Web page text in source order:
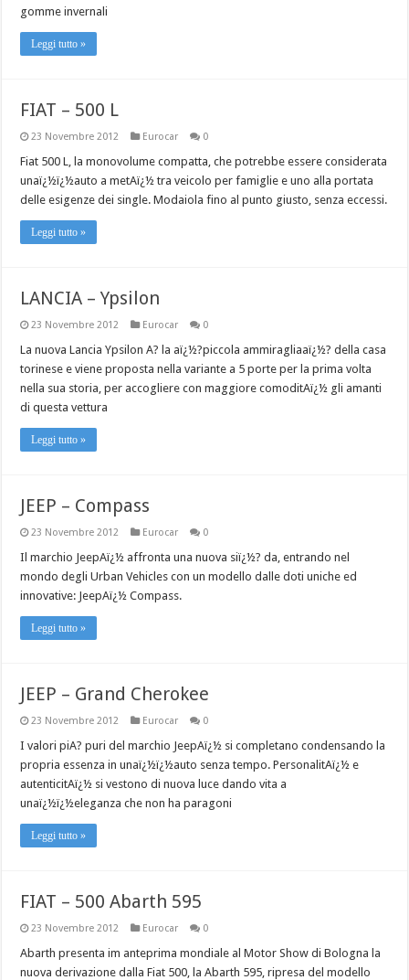
gomme invernali
Leggi tutto »
FIAT – 500 L
23 Novembre 2012 Eurocar 0
Fiat 500 L, la monovolume compatta, che potrebbe essere considerata
unaï¿½ï¿½auto a metAï¿½ tra veicolo per famiglie e uno alla portata
delle esigenze dei single. Modaiola fino al punto giusto, senza eccessi.
Leggi tutto »
LANCIA – Ypsilon
23 Novembre 2012 Eurocar 0
La nuova Lancia Ypsilon A? la aï¿½?piccola ammiragliaaï¿½? della casa
torinese e viene proposta nella variante a 5 porte per la prima volta
nella sua storia, per accogliere con maggiore comoditAï¿½ gli amanti
di questa vettura
Leggi tutto »
JEEP – Compass
23 Novembre 2012 Eurocar 0
Il marchio JeepAï¿½ affronta una nuova siï¿½? da, entrando nel
mondo degli Urban Vehicles con un modello dalle doti uniche ed
innovative: JeepAï¿½ Compass.
Leggi tutto »
JEEP – Grand Cherokee
23 Novembre 2012 Eurocar 0
I valori piA? puri del marchio JeepAï¿½ si completano condensando la
propria essenza in unaï¿½ï¿½auto senza tempo. PersonalitAï¿½ e
autenticitAï¿½ si vestono di nuova luce dando vita a
unaï¿½ï¿½eleganza che non ha paragoni
Leggi tutto »
FIAT – 500 Abarth 595
23 Novembre 2012 Eurocar 0
Abarth presenta im anteprima mondiale al Motor Show di Bologna la
nuova derivazione dalla Fiat 500, la Abarth 595, ripresa del modello